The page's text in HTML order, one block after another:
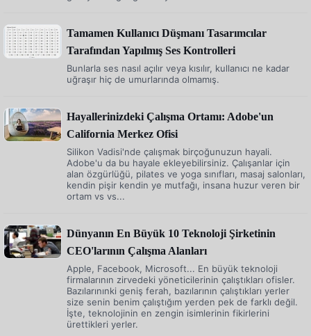
Tamamen Kullanıcı Düşmanı Tasarımcılar
Tarafından Yapılmış Ses Kontrolleri
Bunlarla ses nasıl açılır veya kısılır, kullanıcı ne kadar
uğraşır hiç de umurlarında olmamış.
Hayallerinizdeki Çalışma Ortamı: Adobe'un
California Merkez Ofisi
Silikon Vadisi'nde çalışmak birçoğunuzun hayali.
Adobe'u da bu hayale ekleyebilirsiniz. Çalışanlar için
alan özgürlüğü, pilates ve yoga sınıfları, masaj salonları,
kendin pişir kendin ye mutfağı, insana huzur veren bir
ortam vs vs...
Dünyanın En Büyük 10 Teknoloji Şirketinin
CEO'larının Çalışma Alanları
Apple, Facebook, Microsoft... En büyük teknoloji
firmalarının zirvedeki yöneticilerinin çalıştıkları ofisler.
Bazılarınınki geniş ferah, bazılarının çalıştıkları yerler
size senin benim çalıştığım yerden pek de farklı değil.
İşte, teknolojinin en zengin isimlerinin fikirlerini
ürettikleri yerler.